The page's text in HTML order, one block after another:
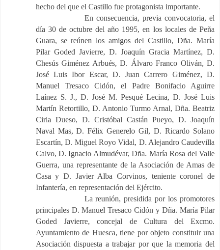
hecho del que el Castillo fue protagonista importan­te.
En consecuencia, previa convocatoria, el
día 30 de octubre del año 1995, en los loca­les de Peña
Guara, se reúnen los amigos del Castillo, Dña. María
Pilar Goded Javierre, D. Joaquín Gracia Martínez, D.
Chesús Giménez Arbués, D. Álvaro Franco Oliván, D.
José Luis Ibor Escar, D. Juan Carrero Giménez, D.
Manuel Tresaco Cidón, el Padre Bonifacio Aguirre
Laínez S. J., D. José M. Pesqué Lecina, D. José Luis
Martín Retortillo, D. Antonio Turmo Arnal, Dña. Beatriz
Ciria Dueso, D. Cristóbal Castán Pueyo, D. Joaquín
Naval Mas, D. Félix Generelo Gil, D. Ricardo Solano
Escartín, D. Miguel Royo Vidal, D. Alejandro Caudevilla
Calvo, D. Ignacio Almudévar, Dña. María Rosa del Valle
Guerra, una representante de la Asociación de Amas de
Casa y D. Javier Alba Corvinos, teniente coronel de
Infantería, en representación del Ejército.
La reunión, presidida por los promotores
principales D. Manuel Tresaco Cidón y Dña. María Pilar
Goded Javierre, concejal de Cultura del Excmo.
Ayuntamiento de Huesca, tiene por objeto constituir una
Asociación dispuesta a trabajar por que la memoria del